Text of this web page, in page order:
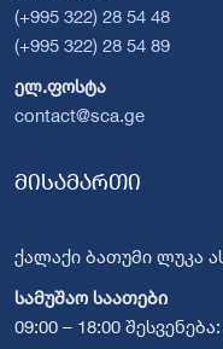
(+995 322) 28 54 48
(+995 322) 28 54 89
ელ.ფოსტა
contact@sca.ge
მისამართი
ქალაქი ბათუმი ლუკა
სამუშაო საათები
09:00 – 18:00